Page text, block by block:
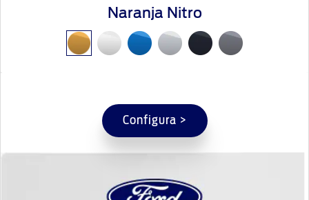
Naranja Nitro
Configura >